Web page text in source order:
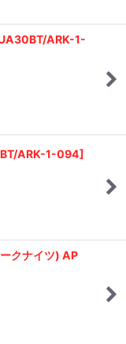
ARK-1-
ARK-1-094]
クナイツ) AP